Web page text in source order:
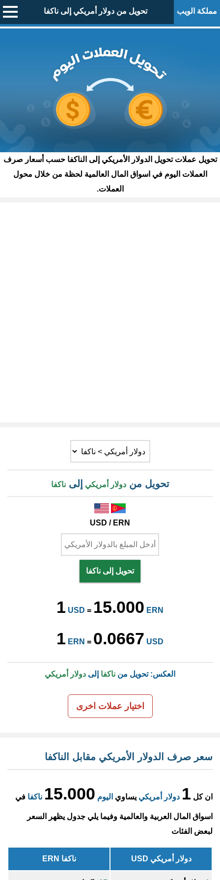
مملكة الويب تحويل من دولار أمريكي إلى ناكفا
تحويل عملات تحويل الدولار الأمريكي إلى الناكفا حسب أسعار صرف
العملات اليوم في اسواق المال العالمية لحظة من خلال محول
العملات.
تحويل مندولار أمريكي إلىناكفا
USD / ERN
تحويل إلى ناكفا
1 USD = 15.000 ERN
1 ERN = 0.0667 USD
العكس: تحويل من ناكفا إلى دولار أمريكي
اختيار عملات اخرى
سعر صرف الدولار الأمريكي مقابل الناكفا
ان كل 1 دولار أمريكي يساوي اليوم 15.000 ناكفا في
اسواق المال العربية والعالمية وفيما يلي جدول يظهر السعر
لبعض الفئات
دولار أمريكي USD ناكفا ERN